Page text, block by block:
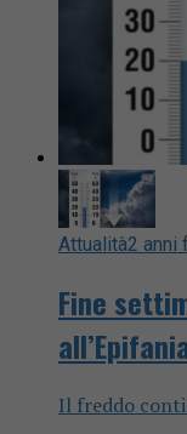
Attualità2 anni
Fine
Il freddo